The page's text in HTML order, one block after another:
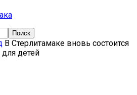
В Стерлитамаке вновь состоится
детей